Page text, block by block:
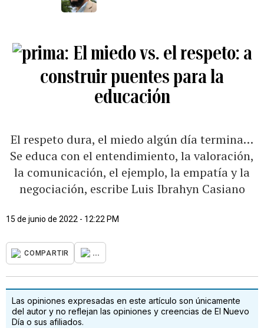
El miedo vs. el respeto: a
construir puentes para la
educación
El respeto dura, el miedo algún día termina…
Se educa con el entendimiento, la valoración,
la comunicación, el ejemplo, la empatía y la
negociación, escribe Luis Ibrahyn Casiano
15 de junio de 2022 - 12:22 PM
COMPARTIR ...
Las opiniones expresadas en este artículo son únicamente
del autor y no reflejan las opiniones y creencias de El Nuevo
Día o sus afiliados.